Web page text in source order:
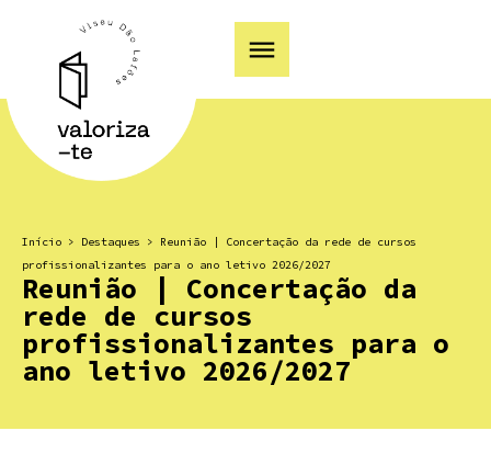
Início > Destaques > Reunião | Concertação da rede de cursos
profissionalizantes para o ano letivo 2026/2027
Reunião | Concertação da
rede de cursos
profissionalizantes para o
ano letivo 2026/2027